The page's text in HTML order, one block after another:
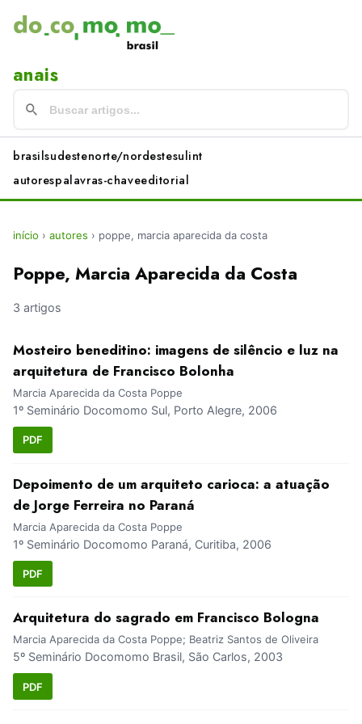
anais
brasilsudestenorte/nordestesulint
autorespalavras-chaveeditorial
início › autores › poppe, marcia aparecida da costa
Poppe, Marcia Aparecida da Costa
3 artigos
Mosteiro beneditino: imagens de silêncio e luz na
arquitetura de Francisco Bolonha
Marcia Aparecida da Costa Poppe
1º Seminário Docomomo Sul, Porto Alegre, 2006
PDF
Depoimento de um arquiteto carioca: a atuação
de Jorge Ferreira no Paraná
Marcia Aparecida da Costa Poppe
1º Seminário Docomomo Paraná, Curitiba, 2006
PDF
Arquitetura do sagrado em Francisco Bologna
Marcia Aparecida da Costa Poppe; Beatriz Santos de Oliveira
5º Seminário Docomomo Brasil, São Carlos, 2003
PDF